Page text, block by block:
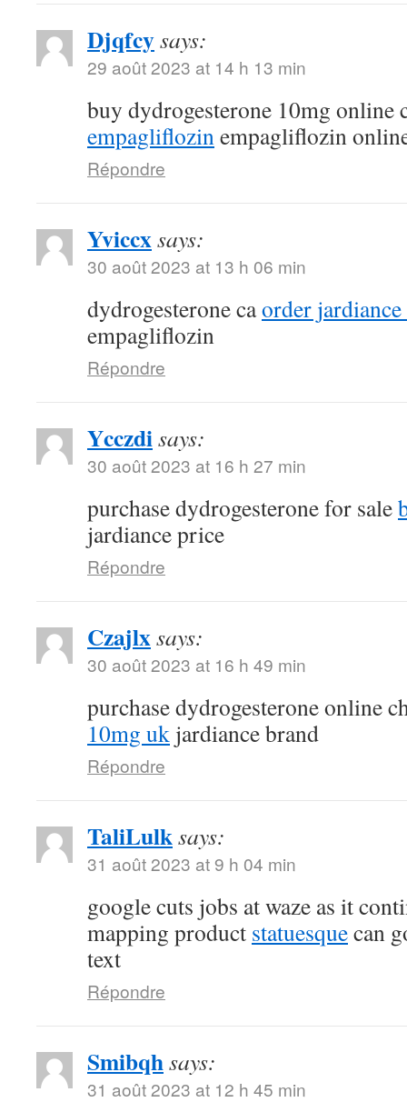
Djqfcysays:
29 août 2023 at 14 h 13 min
buy dydrogesterone 10mg online
empagliflozinempagliflozin
Répondre
Yviccxsays:
30 août 2023 at 13 h 06 min
dydrogesterone caorder
empagliflozin
Répondre
Ycczdisays:
30 août 2023 at 16 h 27 min
purchase dydrogesterone for sale
jardiance price
Répondre
Czajlxsays:
30 août 2023 at 16 h 49 min
purchase dydrogesterone online
10mg uk jardiance brand
Répondre
TaliLulksays:
31 août 2023 at 9 h 04 min
google cuts jobs at waze as it
mapping product statuesquecan
text
Répondre
Smibqhsays:
31 août 2023 at 12 h 45 min